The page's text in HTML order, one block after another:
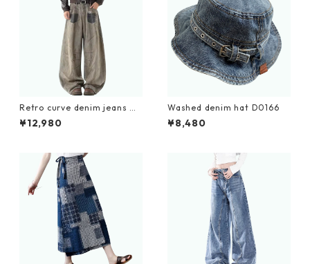
Retro curve denim jeans D
0182
¥12,980
Washed denim hat D0166
¥8,480